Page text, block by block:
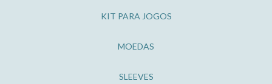
KIT PARA JOGOS
MOEDAS
SLEEVES